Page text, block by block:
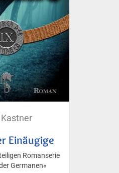
Einäugige
Romanserie
Germanen«